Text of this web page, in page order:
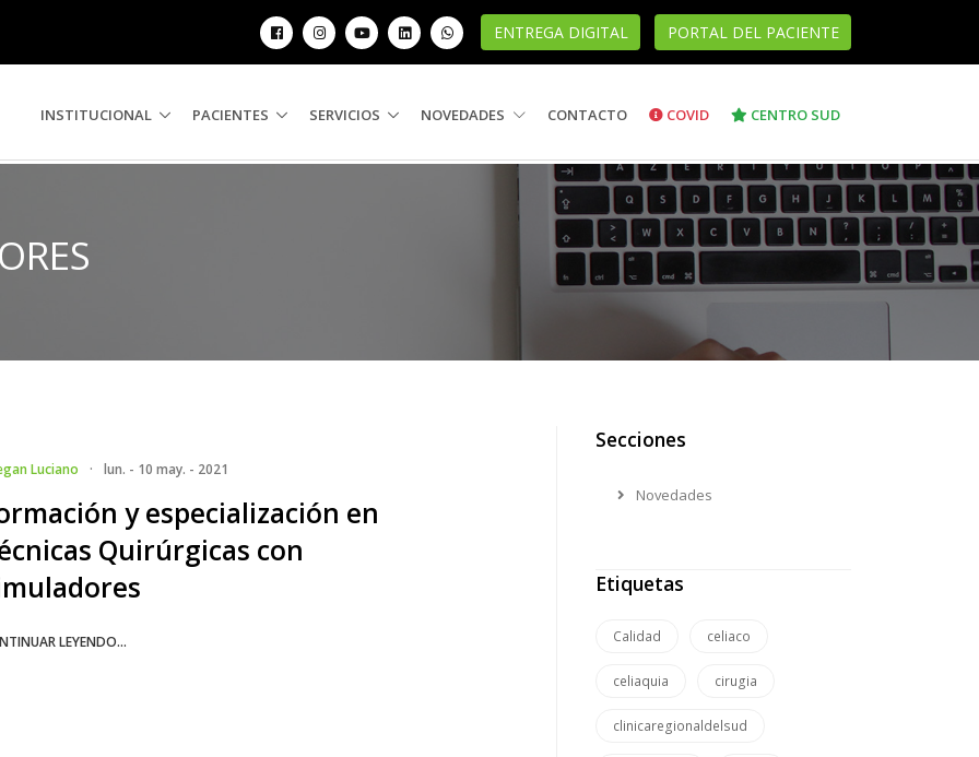
ENTREGA DIGITAL PORTAL DEL PACIENTE
INSTITUCIONAL PACIENTES SERVICIOS NOVEDADES CONTACTO COVID CENTRO SUD
Luciano · lun. - 10 may. - 2021
y especialización en
Quirúrgicas con
LEYENDO...
Secciones
Novedades
Etiquetas
Calidad celiaco
celiaquia cirugia
clinicaregionaldelsud